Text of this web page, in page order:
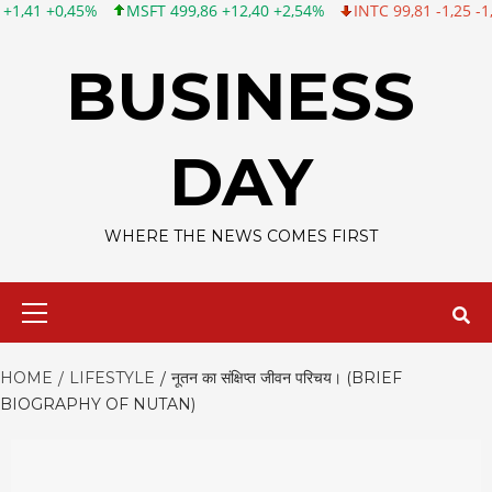
MSFT 499,86 +12,40 +2,54% INTC 99,81 -1,25 -1,24% CSCO
BUSINESS
DAY
WHERE THE NEWS COMES FIRST
HOME LIFESTYLE
नूतन का संक्षिप्त जीवन परिचय। (BRIEF
BIOGRAPHY OF NUTAN)